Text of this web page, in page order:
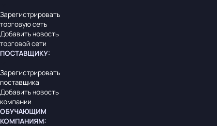
Зарегистрировать
торговую сеть
Добавить новость
торговой сети
ПОСТАВЩИКУ:
Зарегистрировать
поставщика
Добавить новость
компании
ОБУЧАЮЩИМ
КОМПАНИЯМ: